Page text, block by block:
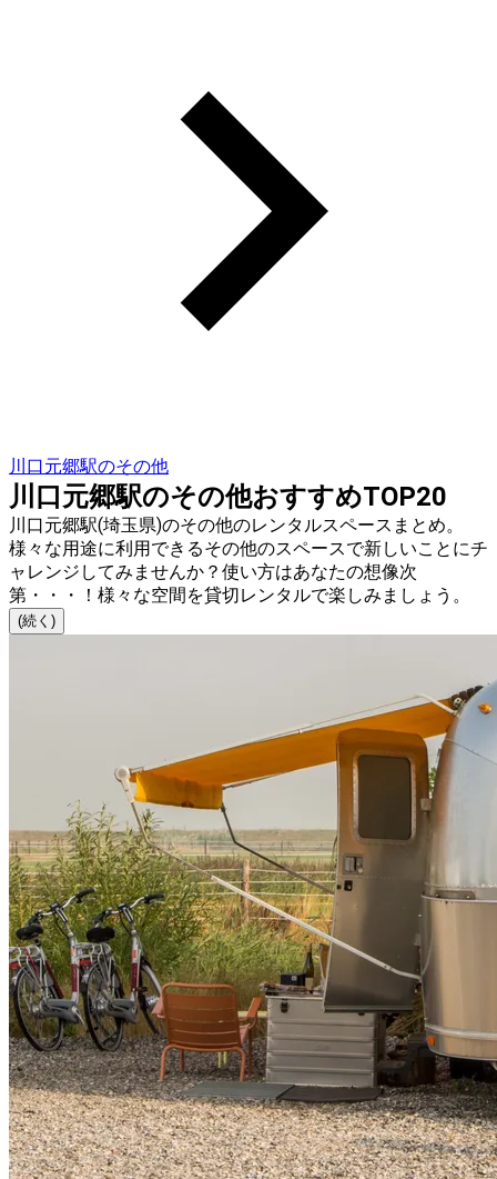
川口元郷駅のその他
川口元郷駅のその他おすすめTOP20
川口元郷駅(埼玉県)のその他のレンタルスペースまとめ。
様々な用途に利用できるその他のスペースで新しいことにチ
ャレンジしてみませんか？使い方はあなたの想像次
第・・・！様々な空間を貸切レンタルで楽しみましょう。
(続く)